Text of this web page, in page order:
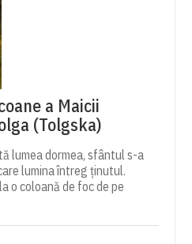
a Maicii
(Tolgska)
lumea dormea, sfântul s-a
lumina întreg ținutul.
o coloană de foc de pe